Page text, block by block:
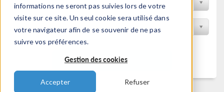
informations ne seront pas suivies lors de votre
visite sur ce site. Un seul cookie sera utilisé dans
votre navigateur afin de se souvenir de ne pas
suivre vos préférences.
Gestion des cookies
Accepter Refuser
Trier par Discipline
Filtrer par produit
Filtrer